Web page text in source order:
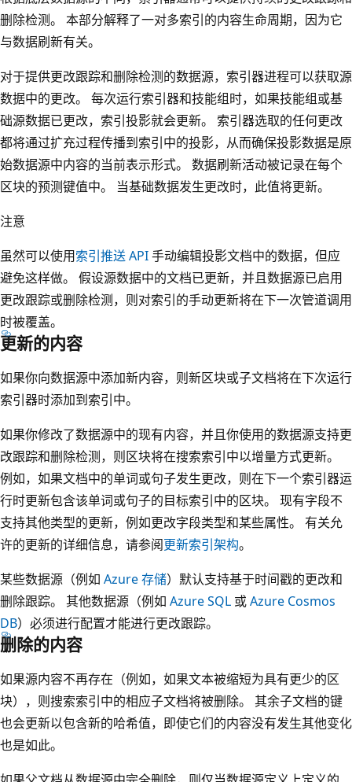
删除检测。 本部分解释了一对多索引的内容生命周期，因为它
与数据刷新有关。
对于提供更改跟踪和删除检测的数据源，索引器进程可以获取源
数据中的更改。 每次运行索引器和技能组时，如果技能组或基
础源数据已更改，索引投影就会更新。 索引器选取的任何更改
都将通过扩充过程传播到索引中的投影，从而确保投影数据是原
始数据源中内容的当前表示形式。 数据刷新活动被记录在每个
区块的预测键值中。 当基础数据发生更改时，此值将更新。
注意
虽然可以使用索引推送 API手动编辑投影文档中的数据，但应
避免这样做。 假设源数据中的文档已更新，并且数据源已启用
更改跟踪或删除检测，则对索引的手动更新将在下一次管道调用
时被覆盖。
更新的内容
如果你向数据源中添加新内容，则新区块或子文档将在下次运行
索引器时添加到索引中。
如果你修改了数据源中的现有内容，并且你使用的数据源支持更
改跟踪和删除检测，则区块将在搜索索引中以增量方式更新。
例如，如果文档中的单词或句子发生更改，则在下一个索引器运
行时更新包含该单词或句子的目标索引中的区块。 现有字段不
支持其他类型的更新，例如更改字段类型和某些属性。 有关允
许的更新的详细信息，请参阅更新索引架构。
某些数据源（例如 Azure 存储）默认支持基于时间戳的更改和
删除跟踪。 其他数据源（例如 Azure SQL 或Azure Cosmos
DB）必须进行配置才能进行更改跟踪。
删除的内容
如果源内容不再存在（例如，如果文本被缩短为具有更少的区
块），则搜索索引中的相应子文档将被删除。 其余子文档的键
也会更新以包含新的哈希值，即使它们的内容没有发生其他变化
也是如此。